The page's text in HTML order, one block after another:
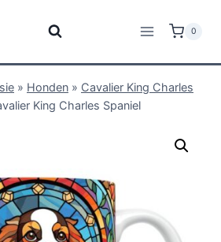
0
» Honden » Cavalier King Charles
King Charles Spaniel